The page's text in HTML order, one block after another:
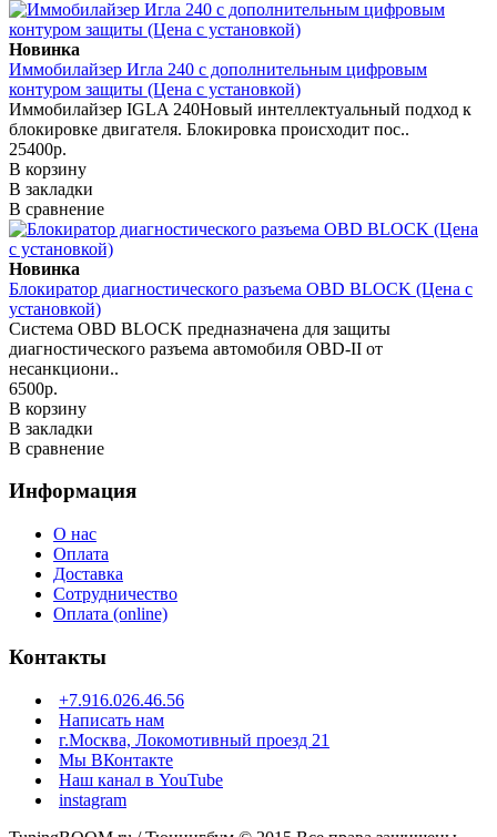
Новинка
Иммобилайзер Игла 240 с дополнительным цифровым
контуром защиты (Цена с установкой)
Иммобилайзер IGLA 240Новый интеллектуальный подход к
блокировке двигателя. Блокировка происходит пос..
25400р.
В корзину
В закладки
В сравнение
Новинка
Блокиратор диагностического разъема OBD BLOCK (Цена с
установкой)
Система OBD BLOCK предназначена для защиты
диагностического разъема автомобиля OBD-II от
несанкциони..
6500р.
В корзину
В закладки
В сравнение
Информация
О нас
Оплата
Доставка
Сотрудничество
Оплата (online)
Контакты
+7.916.026.46.56
Написать нам
г.Москва, Локомотивный проезд 21
Мы ВКонтакте
Наш канал в YouTube
instagram